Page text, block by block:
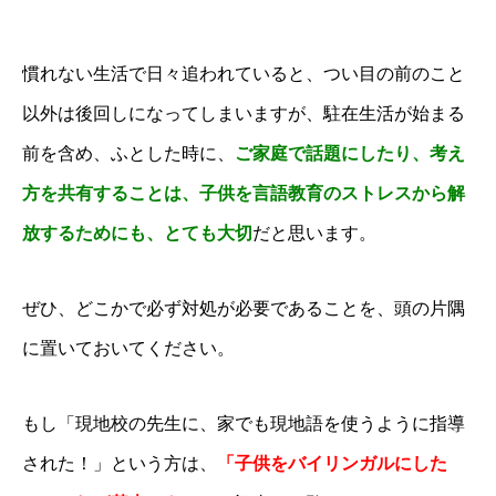
慣れない生活で日々追われていると、つい目の前のこと
以外は後回しになってしまいますが、駐在生活が始まる
前を含め、 ふとした時に、 ご家庭で話題にしたり、考え
方を共有することは、子供を言語教育のストレスから解
放するためにも、とても大切だと思います。
ぜひ、どこかで必ず対処が必要であることを、頭の片隅
に置いておいてください。
もし「現地校の先生に、家でも現地語を使うように指導
された！」という方は、 「子供をバイリンガルにした